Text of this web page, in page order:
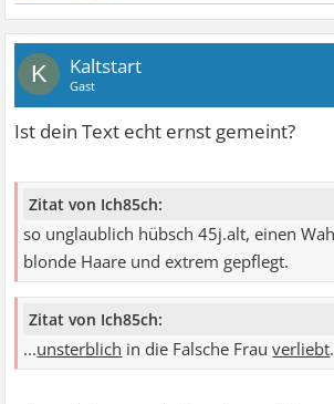
K Kaltstart
Gast
Ist dein Text echt ernst gemeint?
Zitat von Ich85ch:
so unglaublich hübsch 45j.alt, einen
blonde Haare und extrem gepflegt.
Zitat von Ich85ch:
...unsterblich in die Falsche Frauverliebt.